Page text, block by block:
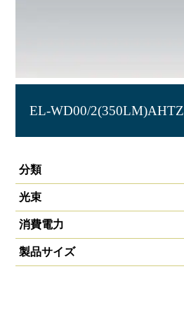
EL-WD00/2(350LM)AHTZ
分類
光束
消費電力
製品サイズ